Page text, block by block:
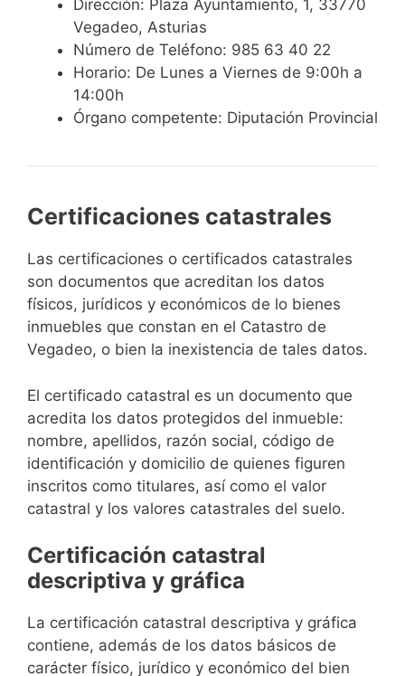
Dirección: Plaza Ayuntamiento, 1, 33770
Vegadeo, Asturias
Número de Teléfono: 985 63 40 22
Horario: De Lunes a Viernes de 9:00h a
14:00h
Órgano competente: Diputación Provincial
Certificaciones catastrales
Las certificaciones o certificados catastrales
son documentos que acreditan los datos
físicos, jurídicos y económicos de lo bienes
inmuebles que constan en el Catastro de
Vegadeo, o bien la inexistencia de tales datos.
El certificado catastral es un documento que
acredita los datos protegidos del inmueble:
nombre, apellidos, razón social, código de
identificación y domicilio de quienes figuren
inscritos como titulares, así como el valor
catastral y los valores catastrales del suelo.
Certificación catastral
descriptiva y gráfica
La certificación catastral descriptiva y gráfica
contiene, además de los datos básicos de
carácter físico, jurídico y económico del bien